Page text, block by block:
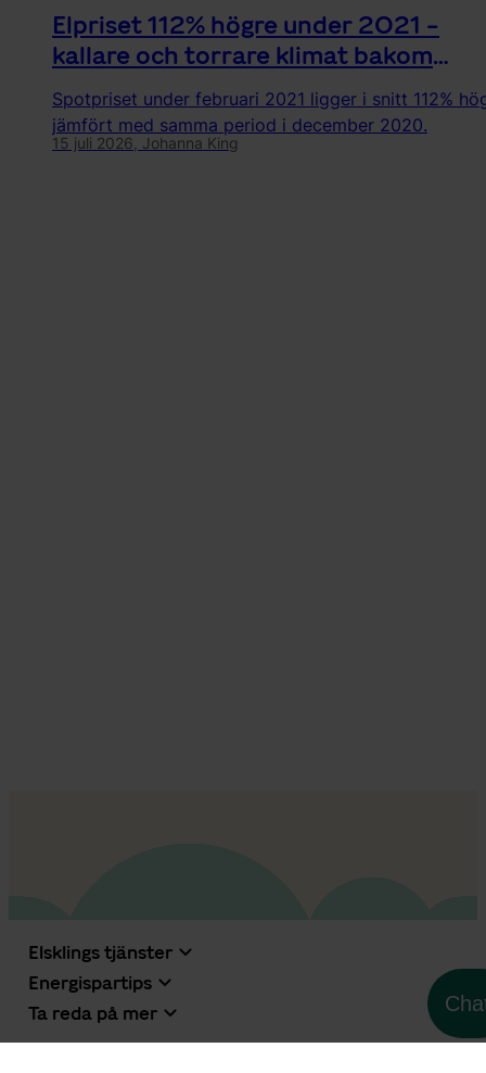
Elpriset 112% högre under 2021 -
kallare och torrare klimat bakom
ökningen
Spotpriset under februari 2021 ligger i snitt 112%
jämfört med samma period i december 2020.
15 juli 2026, Johanna King
Elsklings tjänster
Energispartips
Ta reda på mer